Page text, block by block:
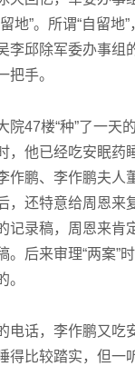
地”。所谓“自留地
李邱除军委办事组
把手。
院47楼“种”了一天
，他已经吃安眠药
作鹏、李作鹏夫人
，还特意给周恩来
记录稿，周恩来肯
。后来审理“两案”
。
电话，李作鹏又吃
得比较踏实，但一